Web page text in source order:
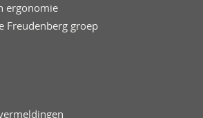
ergonomie
Freudenberg groep